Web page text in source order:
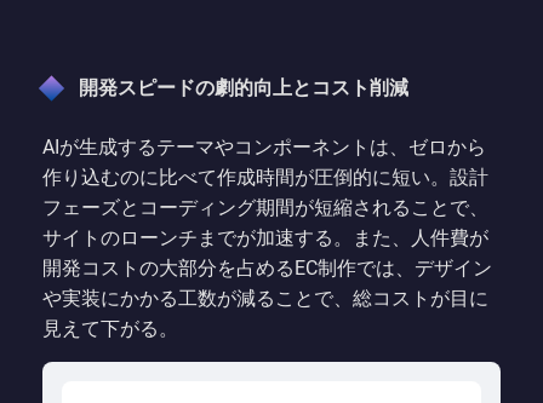
開発スピードの劇的向上とコスト削減
AIが生成するテーマやコンポーネントは、ゼロから
作り込むのに比べて作成時間が圧倒的に短い。設計
フェーズとコーディング期間が短縮されることで、
サイトのローンチまでが加速する。また、人件費が
開発コストの大部分を占めるEC制作では、デザイン
や実装にかかる工数が減ることで、総コストが目に
見えて下がる。